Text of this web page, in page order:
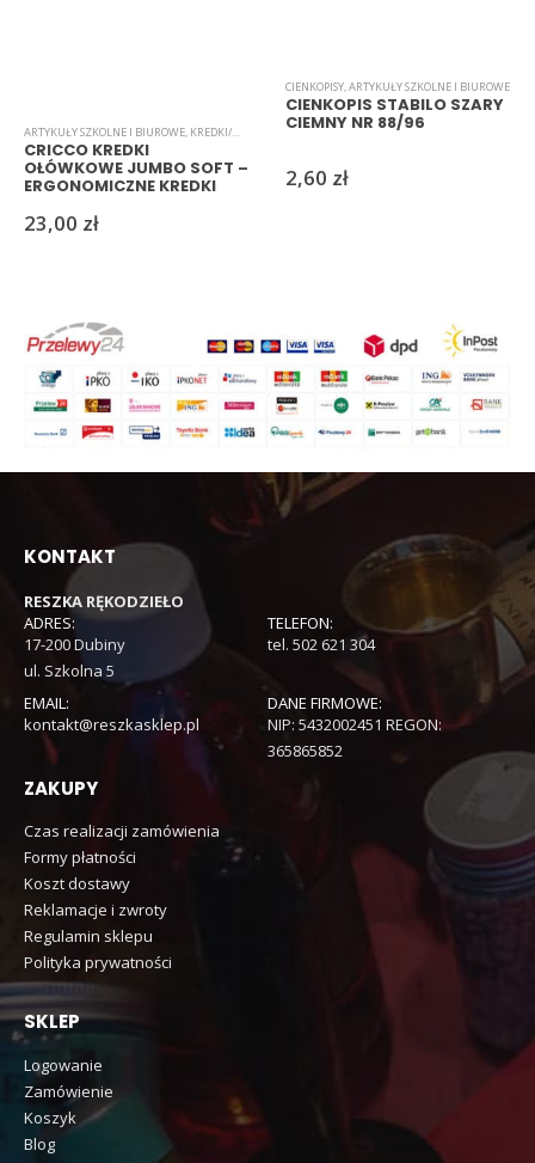
ARTYKUŁY SZKOLNE I BIUROWE, KREDKI/MARKERY/PISAKI
CRICCO KREDKI
OŁÓWKOWE JUMBO SOFT –
ERGONOMICZNE KREDKI
23,00 zł
CIENKOPISY,ARTYKUŁY SZKOLNE I BIUROWE
CIENKOPIS STABILO SZARY
CIEMNY NR 88/96
2,60 zł
KONTAKT
RESZKA RĘKODZIEŁO
ADRES:
17-200 Dubiny
ul. Szkolna 5
TELEFON:
tel. 502 621 304
EMAIL:
kontakt@reszkasklep.pl
DANE FIRMOWE:
NIP: 5432002451 REGON:
365865852
ZAKUPY
Czas realizacji zamówienia
Formy płatności
Koszt dostawy
Reklamacje i zwroty
Regulamin sklepu
Polityka prywatności
SKLEP
Logowanie
Zamówienie
Koszyk
Blog